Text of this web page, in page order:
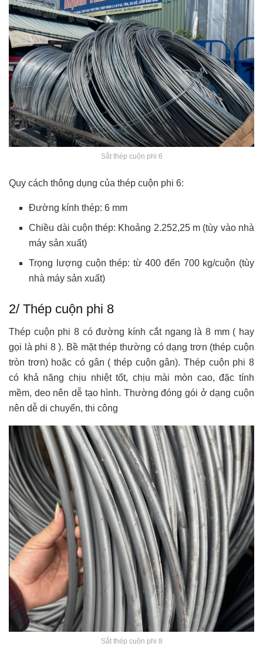
Sắt thép cuộn phi 6
Quy cách thông dụng của thép cuộn phi 6:
Đường kính thép: 6 mm
Chiều dài cuộn thép: Khoảng 2.252,25 m (tùy vào nhà
máy sản xuất)
Trọng lượng cuộn thép: từ 400 đến 700 kg/cuộn (tùy
nhà máy sản xuất)
2/ Thép cuộn phi 8
Thép cuộn phi 8 có đường kính cắt ngang là 8 mm ( hay
gọi là phi 8 ). Bề mặt thép thường có dạng trơn (thép cuộn
tròn trơn) hoặc có gân ( thép cuộn gân). Thép cuộn phi 8
có khả năng chịu nhiệt tốt, chịu mài mòn cao, đặc tính
mềm, deo nên dễ tạo hình. Thường đóng gói ở dạng cuộn
nên dễ di chuyển, thi công
Sắt thép cuộn phi 8